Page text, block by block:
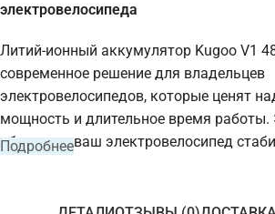
электровелосипеда
Литий-ионный аккумулятор Kugoo V1
современное решение для владельцев
электровелосипедов, которые ценят
мощность и длительное время работы.
обеспечит ваш электровелосипед
необходимости частой подзарядки.
Подробнее